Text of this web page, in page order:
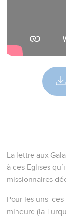
La lettre aux
à des Eglises
missionnaires
Pour les uns,
mineure (la